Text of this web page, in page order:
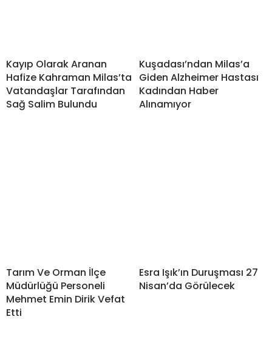
Kayıp Olarak Aranan
Hafize Kahraman Milas’ta
Vatandaşlar Tarafından
Sağ Salim Bulundu
Kuşadası’ndan Milas’a
Giden Alzheimer Hastası
Kadından Haber
Alınamıyor
Tarım Ve Orman İlçe
Müdürlüğü Personeli
Mehmet Emin Dirik Vefat
Etti
Esra Işık’ın Duruşması 27
Nisan’da Görülecek